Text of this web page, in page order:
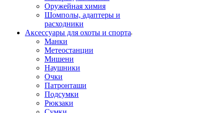
Оружейная химия
Шомполы, адаптеры и
расходники
Аксессуары для охоты и спорта
Манки
Метеостанции
Мишени
Наушники
Очки
Патронташи
Подсумки
Рюкзаки